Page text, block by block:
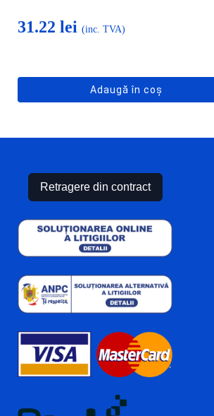
31.22 lei (inc. TVA)
Adaugă în coș
Retragere din contract